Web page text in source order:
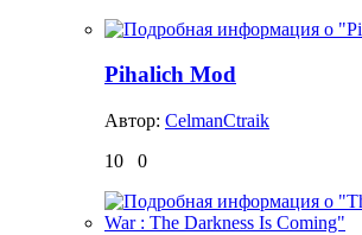
Pihalich Mod
Автор: CelmanCtraik
10
0